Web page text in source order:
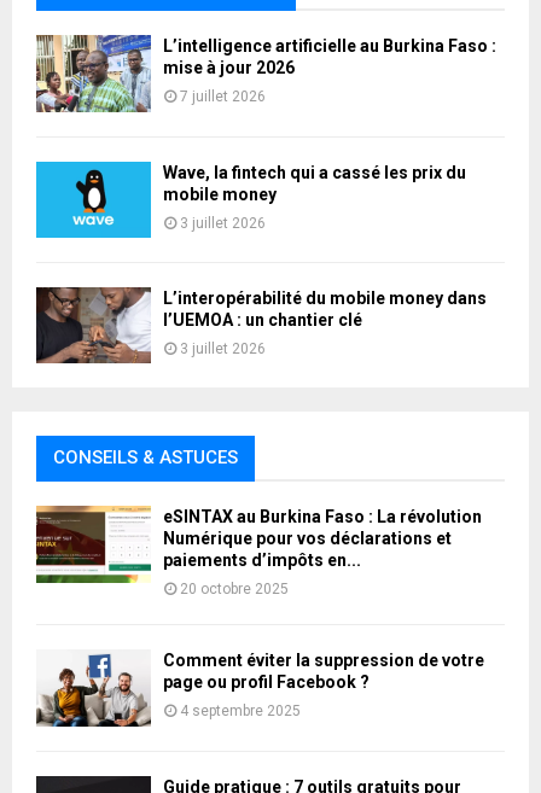
L’intelligence artificielle au Burkina Faso :
mise à jour 2026
7 juillet 2026
Wave, la fintech qui a cassé les prix du
mobile money
3 juillet 2026
L’interopérabilité du mobile money dans
l’UEMOA : un chantier clé
3 juillet 2026
CONSEILS & ASTUCES
eSINTAX au Burkina Faso : La révolution
Numérique pour vos déclarations et
paiements d’impôts en...
20 octobre 2025
Comment éviter la suppression de votre
page ou profil Facebook ?
4 septembre 2025
Guide pratique : 7 outils gratuits pour